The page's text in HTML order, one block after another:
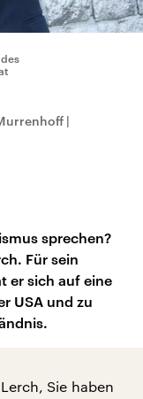
|
sprechen?
Für sein
er sich auf eine
USA und zu
Sie haben